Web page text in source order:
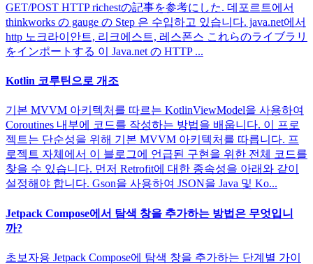
GET/POST HTTP richestの記事を参考にした. 데포르트에서
thinkworks の gauge の Step 은 수입하고 있습니다. java.net에서
http 노크라이안트, 리크에스트, 레스폰스 これらのライブラリ
をインポートする 이 Java.net の HTTP ...
Kotlin 코루틴으로 개조
기본 MVVM 아키텍처를 따르는 KotlinViewModel을 사용하여
Coroutines 내부에 코드를 작성하는 방법을 배웁니다. 이 프로
젝트는 단순성을 위해 기본 MVVM 아키텍처를 따릅니다. 프
로젝트 자체에서 이 블로그에 언급된 구현을 위한 전체 코드를
찾을 수 있습니다. 먼저 Retrofit에 대한 종속성을 아래와 같이
설정해야 합니다. Gson을 사용하여 JSON을 Java 및 Ko...
Jetpack Compose에서 탐색 창을 추가하는 방법은 무엇입니
까?
초보자용 Jetpack Compose에 탐색 창을 추가하는 단계별 가이